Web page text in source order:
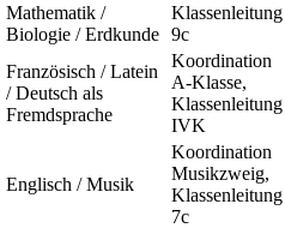
Mathematik /
Biologie / Erdkunde
Klassenleitung
9c
Französisch / Latein
/ Deutsch als
Fremdsprache
Koordination
A-Klasse,
Klassenleitung
IVK
Englisch / Musik
Koordination
Musikzweig,
Klassenleitung
7c